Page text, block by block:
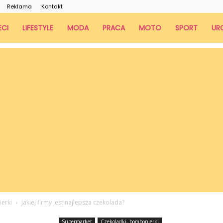
Reklama Kontakt
LIFESTYLE MODA PRACA MOTO SPORT
Jakiej firmy jest najlepsza czekolada?
Supermarket Czekoladki, bombonierki